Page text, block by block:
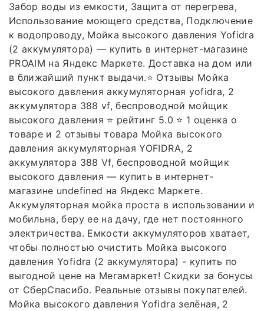
Забор воды из емкости, Защита от перегрева,
Использование моющего средства, Подключение
к водопроводу, Мойка высокого давления Yofidra
(2 аккумулятора) — купить в интернет-магазине
PROAIM на Яндекс Маркете. Доставка на дом или
в ближайший пункт выдачи.⭐️ Отзывы Мойка
высокого давления аккумуляторная yofidra, 2
аккумулятора 388 vf, беспроводной мойщик
высокого давления ⭐️ рейтинг 5.0 ⭐️ 1 оценка о
товаре и 2 отзывы товара Мойка высокого
давления аккумуляторная YOFIDRA, 2
аккумулятора 388 Vf, беспроводной мойщик
высокого давления — купить в интернет-
магазине undefined на Яндекс Маркете.
Аккумуляторная мойка проста в использовании и
мобильна, беру ее на дачу, где нет постоянного
электричества. Емкости аккумуляторов хватает,
чтобы полностью очистить Мойка высокого
давления Yofidra (2 аккумулятора) - купить по
выгодной цене на Мегамаркет! Скидки за бонусы
от СберСпасибо. Реальные отзывы покупателей.
Мойка высокого давления Yofidra зелёная, 2